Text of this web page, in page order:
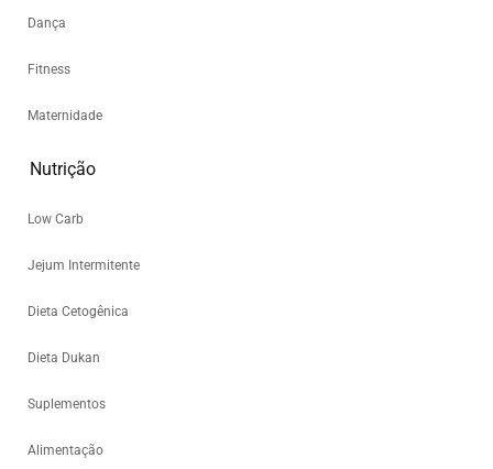
Dança
Fitness
Maternidade
Nutrição
Low Carb
Jejum Intermitente
Dieta Cetogênica
Dieta Dukan
Suplementos
Alimentação